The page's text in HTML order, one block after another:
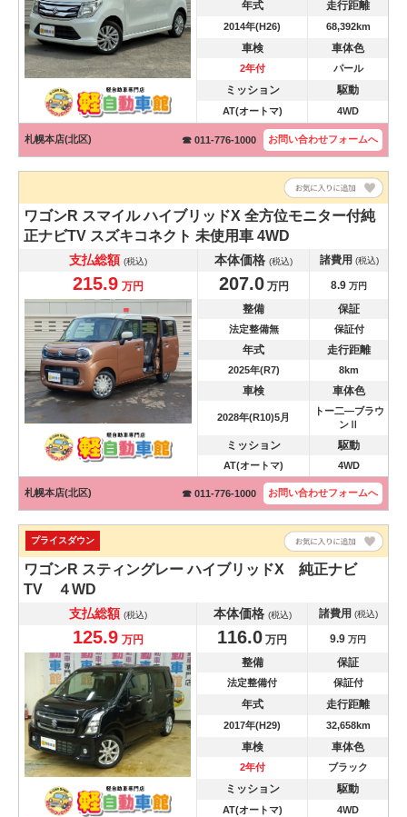
年式 走行距離
2014年(H26) 68,392km
車検 車体色
2年付 パール
ミッション 駆動
AT(オートマ) 4WD
札幌本店(北区) ☎ 011-776-1000 お問い合わせフォームへ
ワゴンR スマイルハイブリッドX 全方位モニター付純
正ナビTV スズキコネクト 未使用車 4WD
支払総額 (税込) 本体価格 (税込) 諸費用 (税込)
215.9 万円 207.0万円 8.9 万円
整備 保証
法定整備無 保証付
年式 走行距離
2025年(R7) 8km
車検 車体色
2028年(R10)5月
トー二―ブラウ
ンⅡ
ミッション 駆動
AT(オートマ) 4WD
札幌本店(北区) ☎ 011-776-1000 お問い合わせフォームへ
プライスダウン
ワゴンR スティングレーハイブリッドX 純正ナビ
TV ４WD
支払総額 (税込) 本体価格 (税込) 諸費用 (税込)
125.9 万円 116.0 万円 9.9 万円
整備 保証
法定整備付 保証付
年式 走行距離
2017年(H29) 32,658km
車検 車体色
2年付 ブラック
ミッション 駆動
AT(オートマ) 4WD